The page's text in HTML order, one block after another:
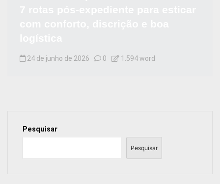
24 de junho de 2026 0 1.594 word
Pesquisar
Pesquisar